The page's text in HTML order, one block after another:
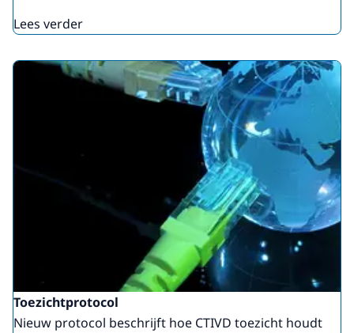
Lees verder
Toezichtprotocol
Nieuw protocol beschrijft hoe CTIVD toezicht houdt